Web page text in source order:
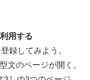
用する
録してみよう。
文のページが開く。